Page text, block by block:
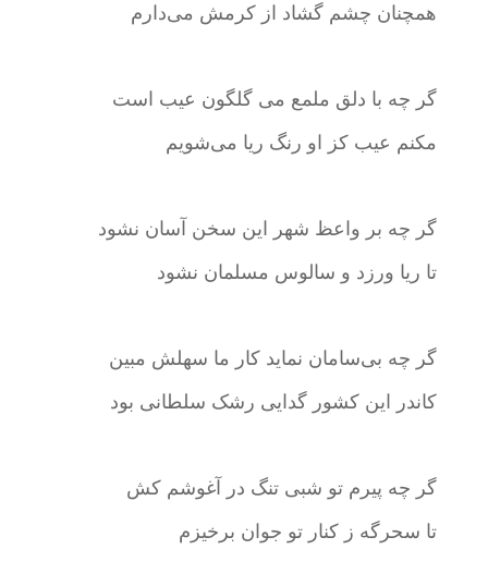
همچنان چشم گشاد از کرمش می‌دارم
گر چه با دلق ملمع می گلگون عیب است
مکنم عیب کز او رنگ ریا می‌شویم
گر چه بر واعظ شهر این سخن آسان نشود
تا ریا ورزد و سالوس مسلمان نشود
گر چه بی‌سامان نماید کار ما سهلش مبین
کاندر این کشور گدایی رشک سلطانی بود
گر چه پیرم تو شبی تنگ در آغوشم کش
تا سحرگه ز کنار تو جوان برخیزم